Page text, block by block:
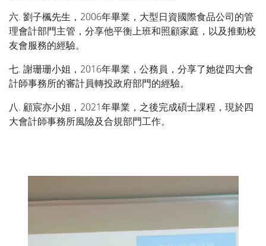
六. 劉子楓先生，2006年畢業，大型日資國際食品公司的管
理會計部門主管，分享他平衡上班和照顧家庭，以及推動校
友會服務的經驗。
七. 謝珊珊小姐，2016年畢業，公務員，分享了她從四大會
計師事務所的審計員轉投政府部門的經驗。
八. 顧宸亦小姐，2021年畢業，之後完成碩士課程，現於四
大會計師事務所風險及合規部門工作。